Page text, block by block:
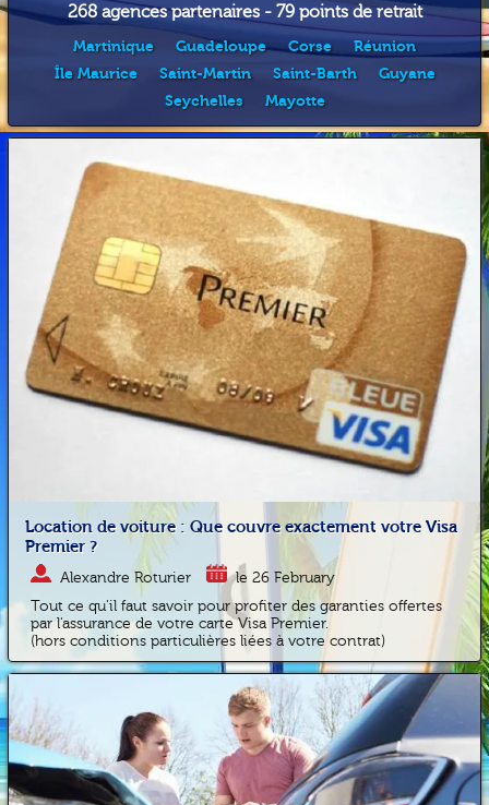
268 agences partenaires - 79 points de retrait
Martinique Guadeloupe Corse
Réunion
Île Maurice
Saint-Martin Saint-Barth
Guyane
Seychelles
Mayotte
Location de voiture : Que couvre exactement votre Visa
Premier ?
Alexandre Roturier
le 26 February
Tout ce qu'il faut savoir pour profiter des garanties offertes
par l'assurance de votre carte Visa Premier.
(hors conditions particulières liées à votre contrat)